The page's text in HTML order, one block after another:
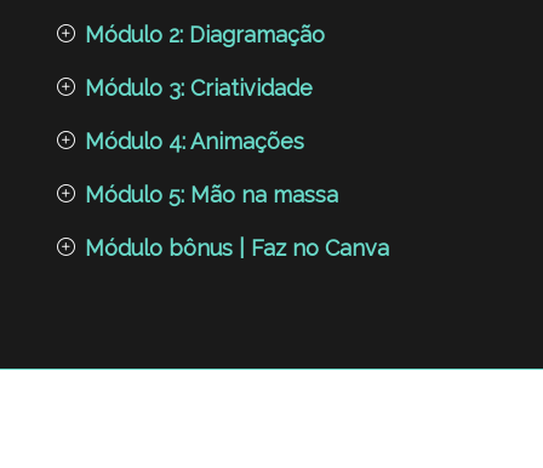
Módulo 2: Diagramação
Módulo 3: Criatividade
Módulo 4: Animações
Módulo 5: Mão na massa
Módulo bônus | Faz no Canva